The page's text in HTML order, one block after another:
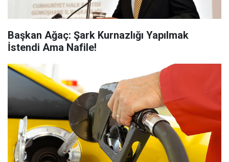
Başkan Ağaç: Şark Kurnazlığı Yapılmak
İstendi Ama Nafile!